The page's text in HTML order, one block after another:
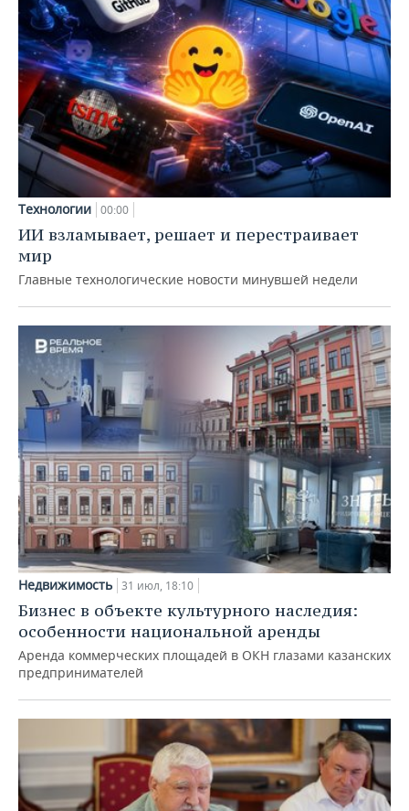
Технологии 00:00
ИИ взламывает, решает и перестраивает
мир
Главные технологические новости минувшей недели
Недвижимость 31 июл, 18:10
Бизнес в объекте культурного наследия:
особенности национальной аренды
Аренда коммерческих площадей в ОКН глазами казанских
предпринимателей